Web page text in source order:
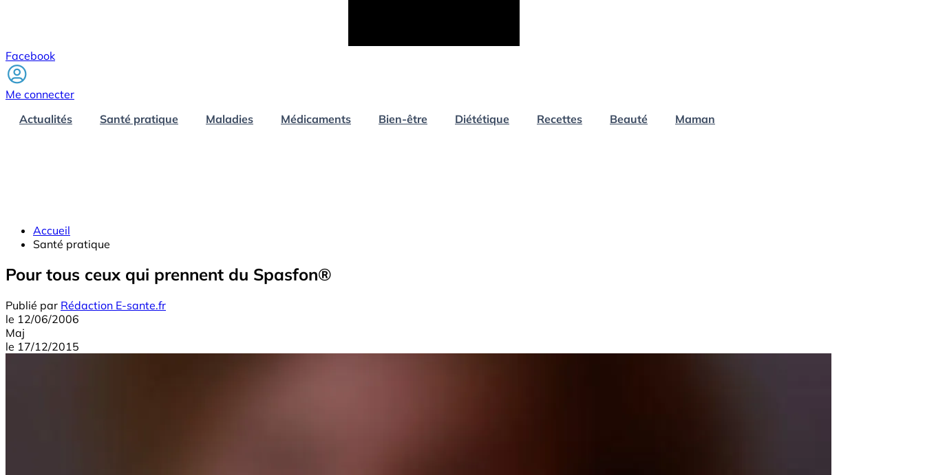
Facebook
Me connecter
Actualités
Santé pratique Maladies Médicaments Bien-être Diététique Recettes Beauté Maman
Accueil
Santé pratique
Pour tous ceux qui prennent du Spasfon®
Publié par Rédaction E-sante.fr
le 12/06/2006
Maj
le 17/12/2015